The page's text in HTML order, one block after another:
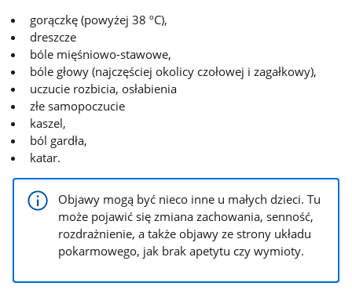
gorączkę (powyżej 38 ºC),
dreszcze
bóle mięśniowo-stawowe,
bóle głowy (najczęściej okolicy czołowej i zagałkowy),
uczucie rozbicia, osłabienia
złe samopoczucie
kaszel,
ból gardła,
katar.
Objawy mogą być nieco inne u małych dzieci. Tu
może pojawić się zmiana zachowania, senność,
rozdrażnienie, a także objawy ze strony układu
pokarmowego, jak brak apetytu czy wymioty.